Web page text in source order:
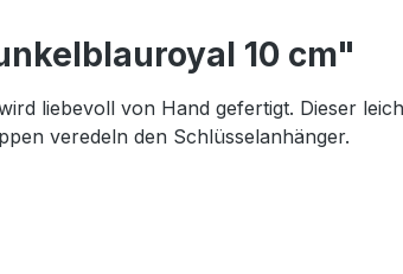
10 cm"
liebevoll von Hand gefertigt. Dieser
veredeln den Schlüsselanhänger.